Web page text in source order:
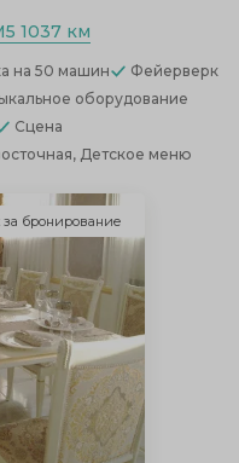
1037 км
на 50 машин
Фейерверк
оборудование
Сцена
Детское меню
за бронирование